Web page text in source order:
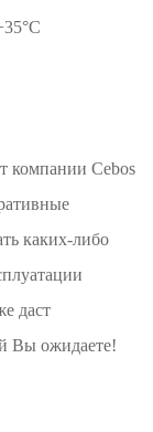
компании Cebos
каких-либо
даст
Вы ожидаете!